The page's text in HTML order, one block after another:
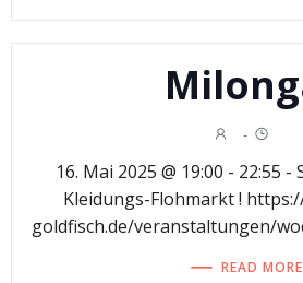
-
16. Mai 2025 @ 19:00 - 22:55 -
Kleidungs-Flohmarkt !
goldfisch.de/veranstaltungen/
READ MORE